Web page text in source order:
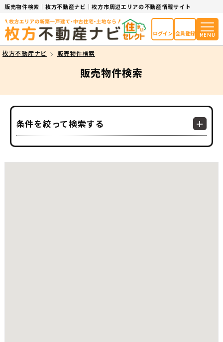
販売物件検索｜枚方不動産ナビ｜枚方市周辺エリアの不動産情報サイト
ログイン 会員登録 MENU
枚方不動産ナビ 販売物件検索
販売物件検索
条件を絞って検索する